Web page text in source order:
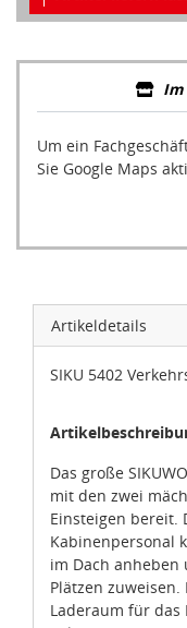
Um ein
Sie Google Maps
Artikeldetails
SIKU 5402
Das große
mit den zwei
Einsteigen bereit.
Kabinenpersonal
im Dach anheben
Plätzen
Laderaum für das